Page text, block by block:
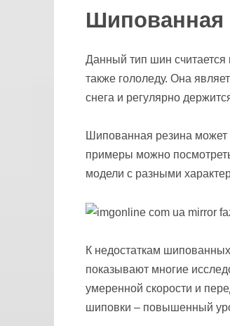
Шипованная
Данный тип шин
также гололеду. Она
снега и регулярно
Шипованная резина
примеры можно
модели с разными
К недостаткам
показывают многие
умеренной скорости и
шиповки – повышенный